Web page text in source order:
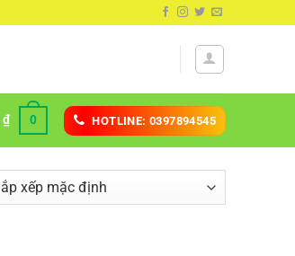
₫ 0 HOTLINE: 0397894545